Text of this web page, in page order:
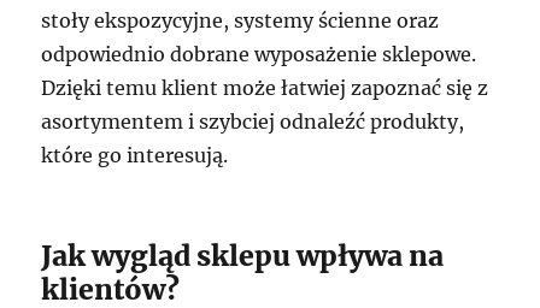
stoły ekspozycyjne, systemy ścienne oraz
odpowiednio dobrane wyposażenie sklepowe.
Dzięki temu klient może łatwiej zapoznać się z
asortymentem i szybciej odnaleźć produkty,
które go interesują.
Jak wygląd sklepu wpływa na
klientów?